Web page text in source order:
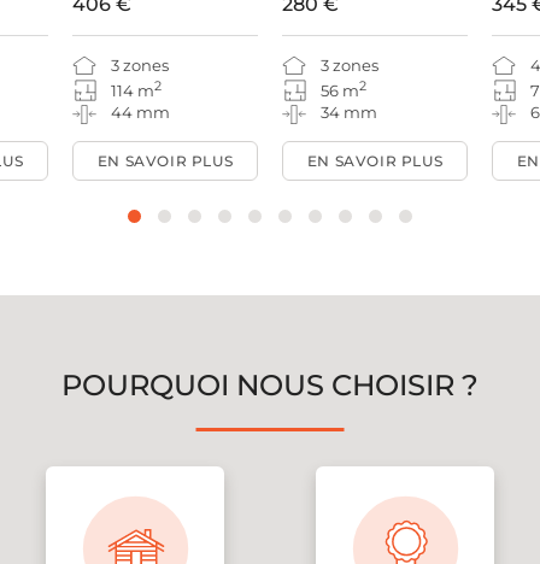
3 zones
114 m2
44 mm
EN SAVOIR PLUS
3 zones
56 m2
34 mm
EN SAVOIR PLUS
POURQUOI NOUS CHOISIR ?